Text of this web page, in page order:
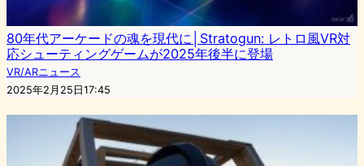
80年代アーケードの魂を現代に│Stratogun: レトロ風VR対
応シューティングゲームが2025年後半に登場
VR/ARニュース
2025年2月25日17:45